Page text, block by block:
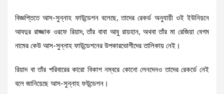
বিজ্ঞপ্তিতে আস-সুন্নাহ ফাউন্ডেশন বলেছে, তাদের রেকর্ড অনুযায়ী ওই ইউনিয়নে
আবদুর রাজ্জাক ওরফে রিয়াদ, তাঁর বাবা আবু রায়হান, অথবা তাঁর মা রেজিয়া বেগম
নামের কেউ আস-সুন্নাহ ফাউন্ডেশনের উপকারভোগীদের তালিকায় নেই।
রিয়াদ বা তাঁর পরিবারের কারো বিকাশ নম্বরে কোনো লেনদেনও তাদের রেকর্ডে নেই
বলে জানিয়েছে আস-সুন্নাহ ফউন্ডেশন।